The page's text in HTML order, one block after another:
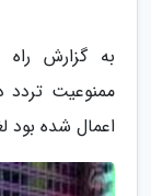
به گزارش
اعمال شده بود